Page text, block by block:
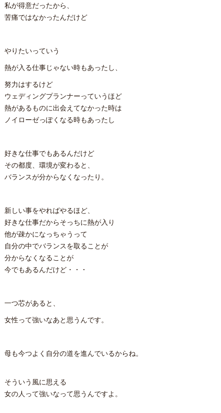
私が得意だったから、
苦痛ではなかったんだけど
やりたいっていう
熱が入る仕事じゃない時もあったし、
努力はするけど
ウェディングプランナーっていうほど
熱があるものに出会えてなかった時は
ノイローゼっぽくなる時もあったし
好きな仕事でもあるんだけど
その都度、環境が変わると、
バランスが分からなくなったり。
新しい事をやればやるほど、
好きな仕事だからそっちに熱が入り
他が疎かになっちゃうって
自分の中でバランスを取ることが
分からなくなることが
今でもあるんだけど・・・
一つ芯があると、
女性って強いなあと思うんです。
母も今つよく自分の道を進んでいるからね。
そういう風に思える
女の人って強いなって思うんですよ。